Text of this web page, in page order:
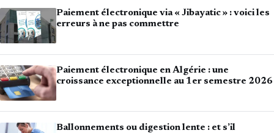
Paiement électronique via « Jibayatic » : voici les
erreurs à ne pas commettre
Paiement électronique en Algérie : une
croissance exceptionnelle au 1er semestre 2026
Ballonnements ou digestion lente : et s’il